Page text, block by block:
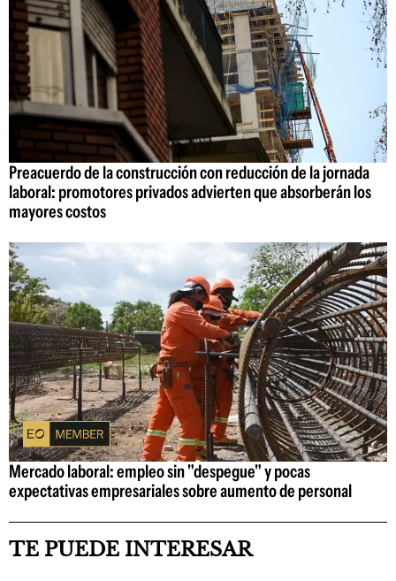
Preacuerdo de la construcción con reducción de la jornada
laboral: promotores privados advierten que absorberán los
mayores costos
Mercado laboral: empleo sin "despegue" y pocas
expectativas empresariales sobre aumento de personal
TE PUEDE INTERESAR